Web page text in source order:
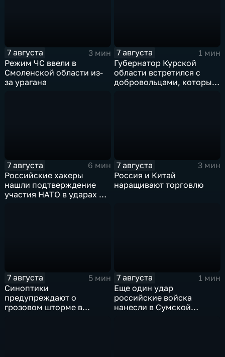
7 августа
3 мин
Режим ЧС ввели в
Смоленской области из-
за урагана
7 августа
1 мин
Губернатор Курской
области встретился с
добровольцами, которые
7 августа
6 мин
Российские хакеры
нашли подтверждение
участия НАТО в ударах по
7 августа
3 мин
Россия и Китай
наращивают торговлю
7 августа
5 мин
Синоптики
предупреждают о
грозовом шторме в
7 августа
1 мин
Еще один удар
российские войска
нанесли в Сумской